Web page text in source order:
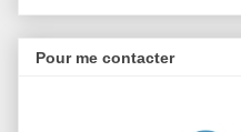
Pour me contacter